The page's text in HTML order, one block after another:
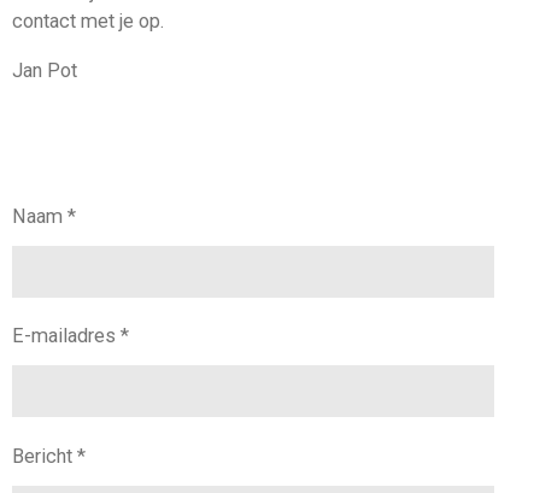
contact met je op.
Jan Pot
Naam *
E-mailadres *
Bericht *